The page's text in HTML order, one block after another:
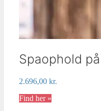
Spaophold
2.696,00 kr.
Find her »